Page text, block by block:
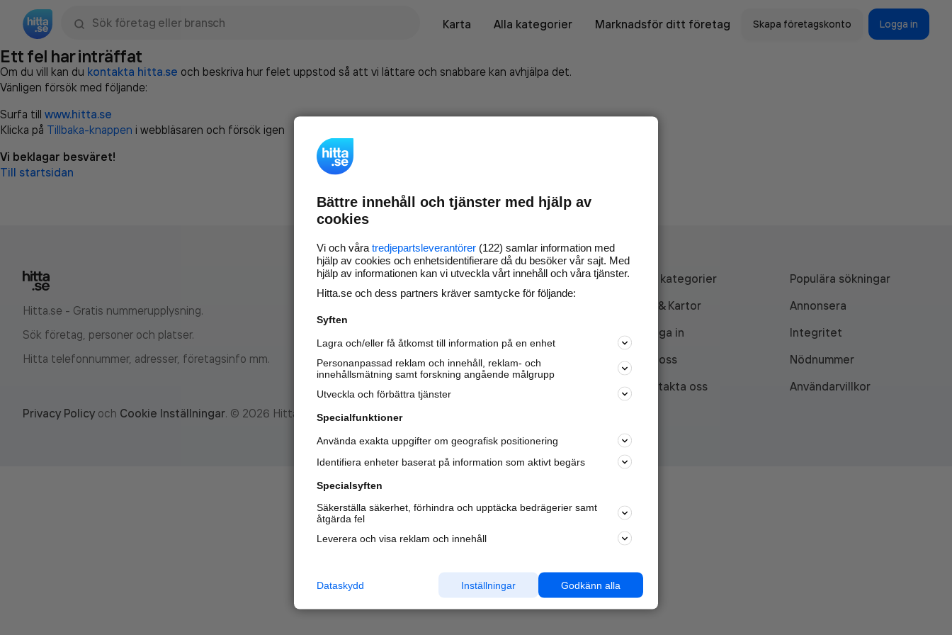
Karta
Alla kategorier Marknadsför ditt företag Skapa företagskonto Logga in
Ett fel har inträffat
Om du vill kan du kontakta hitta.se och beskriva hur felet uppstod så att vi lättare och snabbare kan avhjälpa det.
Vänligen försök med följande:
Surfa till www.hitta.se
Klicka på Tillbaka-knappen i webbläsaren och försök igen
Vi beklagar besväret!
Till startsidan
Hitta.se - Gratis nummerupplysning.
Sök företag, personer och platser.
Hitta telefonnummer, adresser, företagsinfo mm.
Marknadsför företaget på
nya kunder och
samarbetspartners nära dig.
Läs mer här
Alla kategorier
Populära sökningar
API & Kartor
Annonsera
Logga in
Integritet
Om oss
Nödnummer
Kontakta oss
Användarvillkor
Privacy Policy och Cookie Inställningar. © 2026 Hitta.se
Bättre innehåll och tjänster med hjälp av
cookies
Vi och våra tredjepartsleverantörer (122) samlar information med
hjälp av cookies och enhetsidentifierare då du besöker vår sajt. Med
hjälp av informationen kan vi utveckla vårt innehåll och våra tjänster.
Hitta.se och dess partners kräver samtycke för följande:
Syften
Lagra och/eller få åtkomst till information på en enhet
Personanpassad reklam och innehåll, reklam- och
innehållsmätning samt forskning angående målgrupp
Utveckla och förbättra tjänster
Specialfunktioner
Använda exakta uppgifter om geografisk positionering
Identifiera enheter baserat på information som aktivt begärs
Specialsyften
Säkerställa säkerhet, förhindra och upptäcka bedrägerier samt
åtgärda fel
Leverera och visa reklam och innehåll
Godkänn alla
Inställningar
Dataskydd